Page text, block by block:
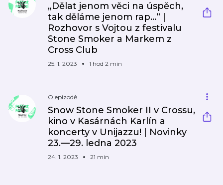
„Dělat jenom věci na úspěch,
tak děláme jenom rap...“ |
Rozhovor s Vojtou z festivalu
Stone Smoker a Markem z
Cross Club
25. 1. 2023 1 hod 2 min
O epizodě
Snow Stone Smoker II v Crossu,
kino v Kasárnách Karlín a
koncerty v Unijazzu! | Novinky
23.—29. ledna 2023
24. 1. 2023 21 min